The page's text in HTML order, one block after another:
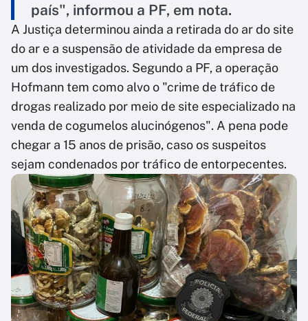
país", informou a PF, em nota.
A Justiça determinou ainda a retirada do ar do site
do ar e a suspensão de atividade da empresa de
um dos investigados. Segundo a PF, a operação
Hofmann tem como alvo o "crime de tráfico de
drogas realizado por meio de site especializado na
venda de cogumelos alucinógenos". A pena pode
chegar a 15 anos de prisão, caso os suspeitos
sejam condenados por tráfico de entorpecentes.